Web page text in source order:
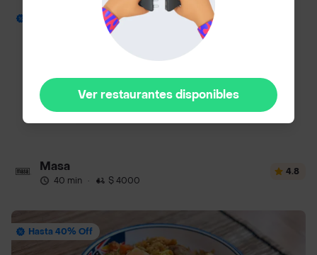
Masa
40 min · $ 4000
4.8
Hasta 40% Off
Ver restaurantes disponibles